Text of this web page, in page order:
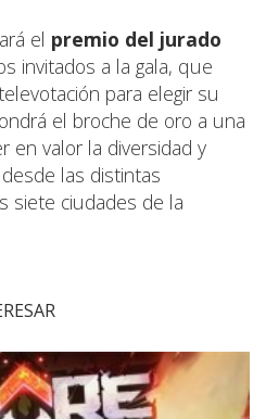
el premio del jurado
invitados a la gala, que
para elegir su
el broche de oro a una
en valor la diversidad y
las distintas
siete ciudades de la